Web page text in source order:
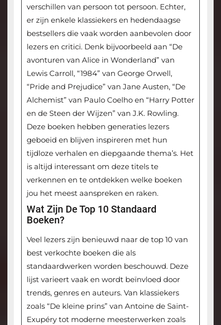
verschillen van persoon tot persoon. Echter,
er zijn enkele klassiekers en hedendaagse
bestsellers die vaak worden aanbevolen door
lezers en critici. Denk bijvoorbeeld aan “De
avonturen van Alice in Wonderland” van
Lewis Carroll, “1984” van George Orwell,
“Pride and Prejudice” van Jane Austen, “De
Alchemist” van Paulo Coelho en “Harry Potter
en de Steen der Wijzen” van J.K. Rowling.
Deze boeken hebben generaties lezers
geboeid en blijven inspireren met hun
tijdloze verhalen en diepgaande thema’s. Het
is altijd interessant om deze titels te
verkennen en te ontdekken welke boeken
jou het meest aanspreken en raken.
Wat Zijn De Top 10 Standaard
Boeken?
Veel lezers zijn benieuwd naar de top 10 van
best verkochte boeken die als
standaardwerken worden beschouwd. Deze
lijst varieert vaak en wordt beïnvloed door
trends, genres en auteurs. Van klassiekers
zoals “De kleine prins” van Antoine de Saint-
Exupéry tot moderne meesterwerken zoals